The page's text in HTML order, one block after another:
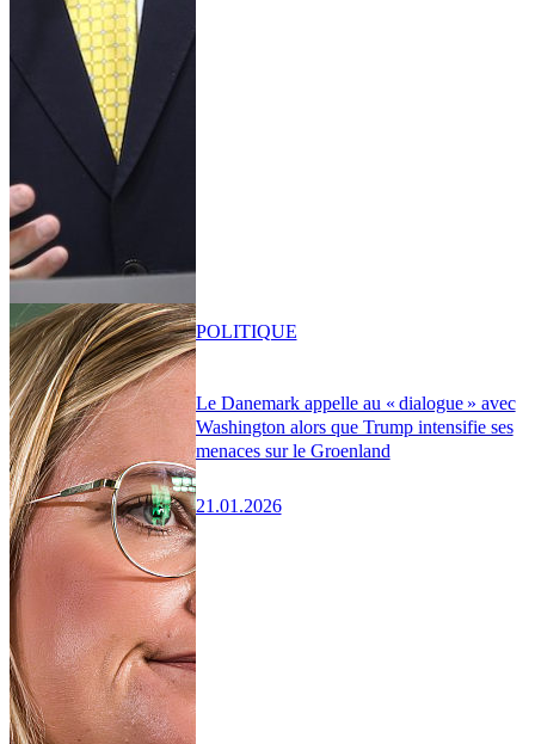
Le Danemark appelle au « dialogue » avec
Washington alors que Trump intensifie ses
menaces sur le Groenland
21.01.2026
POLITIQUE